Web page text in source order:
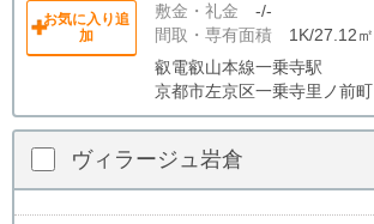
お気に入り追
加
敷金・礼金 -/-
間取・専有面積 1K/27.12㎡
叡電叡山本線一乗寺駅
京都市左京区一乗寺里ノ前町
ヴィラージュ岩倉